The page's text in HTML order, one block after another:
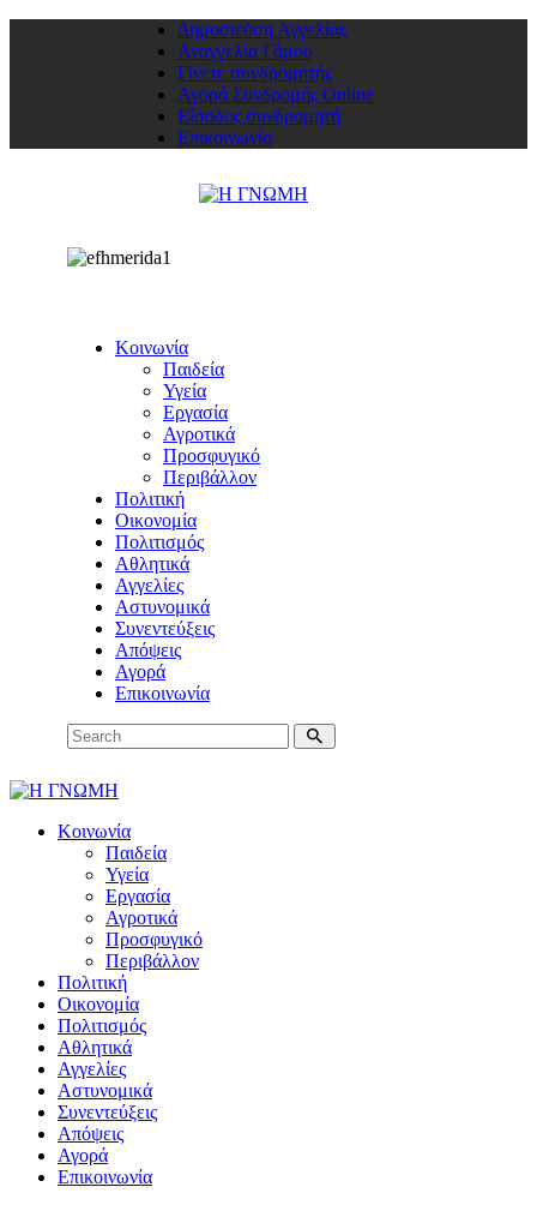
Δημοσιεύση Αγγελίας
Αναγγελία Γάμου
Γίνετε συνδρομητής
Αγορά Συνδρομής Online
Είσοδος συνδρομητή
Επικοινωνία
Κοινωνία
Παιδεία
Υγεία
Εργασία
Αγροτικά
Προσφυγικό
Περιβάλλον
Πολιτική
Οικονομία
Πολιτισμός
Αθλητικά
Αγγελίες
Αστυνομικά
Συνεντεύξεις
Απόψεις
Αγορά
Επικοινωνία
Κοινωνία
Παιδεία
Υγεία
Εργασία
Αγροτικά
Προσφυγικό
Περιβάλλον
Πολιτική
Οικονομία
Πολιτισμός
Αθλητικά
Αγγελίες
Αστυνομικά
Συνεντεύξεις
Απόψεις
Αγορά
Επικοινωνία